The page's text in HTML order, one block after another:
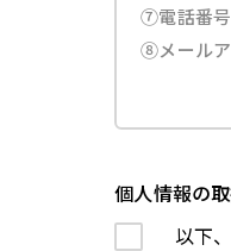
個人情報の
以下